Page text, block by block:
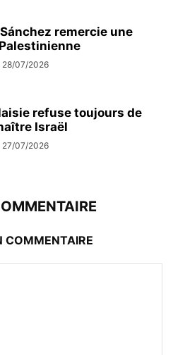
remercie une
28/07/2026
refuse toujours de
Israël
27/07/2026
COMMENTAIRE